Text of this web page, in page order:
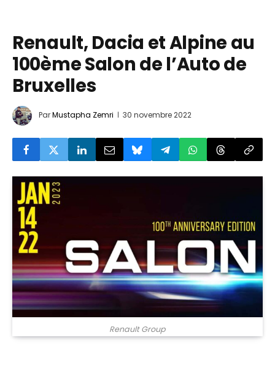
Renault, Dacia et Alpine au
100ème Salon de l’Auto de
Bruxelles
ParMustapha Zemri 30 novembre 2022
Renault Group